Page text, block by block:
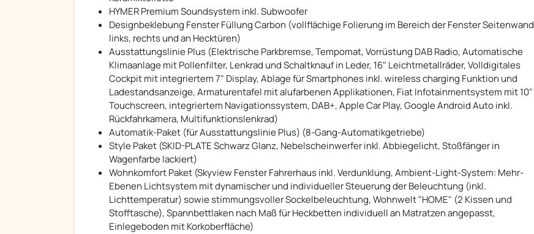
HYMER Premium Soundsystem inkl. Subwoofer
Designbeklebung Fenster Füllung Carbon (vollflächige Folierung im Bereich der Fenster Seitenwand
links, rechts und an Hecktüren)
Ausstattungslinie Plus (Elektrische Parkbremse, Tempomat, Vorrüstung DAB Radio, Automatische
Klimaanlage mit Pollenfilter, Lenkrad und Schaltknauf in Leder, 16" Leichtmetallräder, Volldigitales
Cockpit mit integriertem 7" Display, Ablage für Smartphones inkl. wireless charging Funktion und
Ladestandsanzeige, Armaturentafel mit alufarbenen Applikationen, Fiat Infotainmentsystem mit 10"
Touchscreen, integriertem Navigationssystem, DAB+, Apple Car Play, Google Android Auto inkl.
Rückfahrkamera, Multifunktionslenkrad)
Automatik-Paket (für Ausstattungslinie Plus) (8-Gang-Automatikgetriebe)
Style Paket (SKID-PLATE Schwarz Glanz, Nebelscheinwerfer inkl. Abbiegelicht, Stoßfänger in
Wagenfarbe lackiert)
Wohnkomfort Paket (Skyview Fenster Fahrerhaus inkl. Verdunklung, Ambient-Light-System: Mehr-
Ebenen Lichtsystem mit dynamischer und individueller Steuerung der Beleuchtung (inkl.
Lichttemperatur) sowie stimmungsvoller Sockelbeleuchtung, Wohnwelt "HOME" (2 Kissen und
Stofftasche), Spannbettlaken nach Maß für Heckbetten individuell an Matratzen angepasst,
Einlegeboden mit Korkoberfläche)